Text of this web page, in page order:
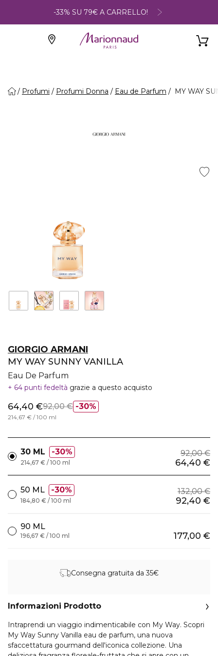
-33% SU 79€ A CARRELLO!
Profumi Profumi Donna Eau de Parfum MY WAY
GIORGIO ARMANI
MY WAY SUNNY VANILLA
Eau De Parfum
64 punti fedeltà grazie a questo acquisto
30%
64,40 €92,00 €
214,67 € / 100 ml
30 ML 30% 92,00 €
64,40 €
214,67 € / 100 ml
50 ML 30% 132,00 €
92,40 €
184,80 € / 100 ml
90 ML
177,00 €
196,67 € / 100 ml
Consegna gratuita da 35€
Informazioni Prodotto
Intraprendi un viaggio indimenticabile con My Way. Scopri
My Way Sunny Vanilla eau de parfum, una nuova
sfaccettatura gourmand dell'iconica collezione. Una